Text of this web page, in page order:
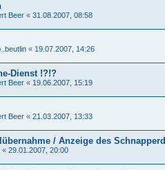
Beer « 31.08.2007, 08:58
« 19.07.2007, 14:26
Dienst !?!?
Beer « 19.06.2007, 15:19
Beer « 21.03.2007, 13:33
/ Anzeige des
« 29.01.2007, 20:00